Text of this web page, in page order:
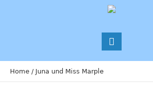
Home / Juna und Miss Marple